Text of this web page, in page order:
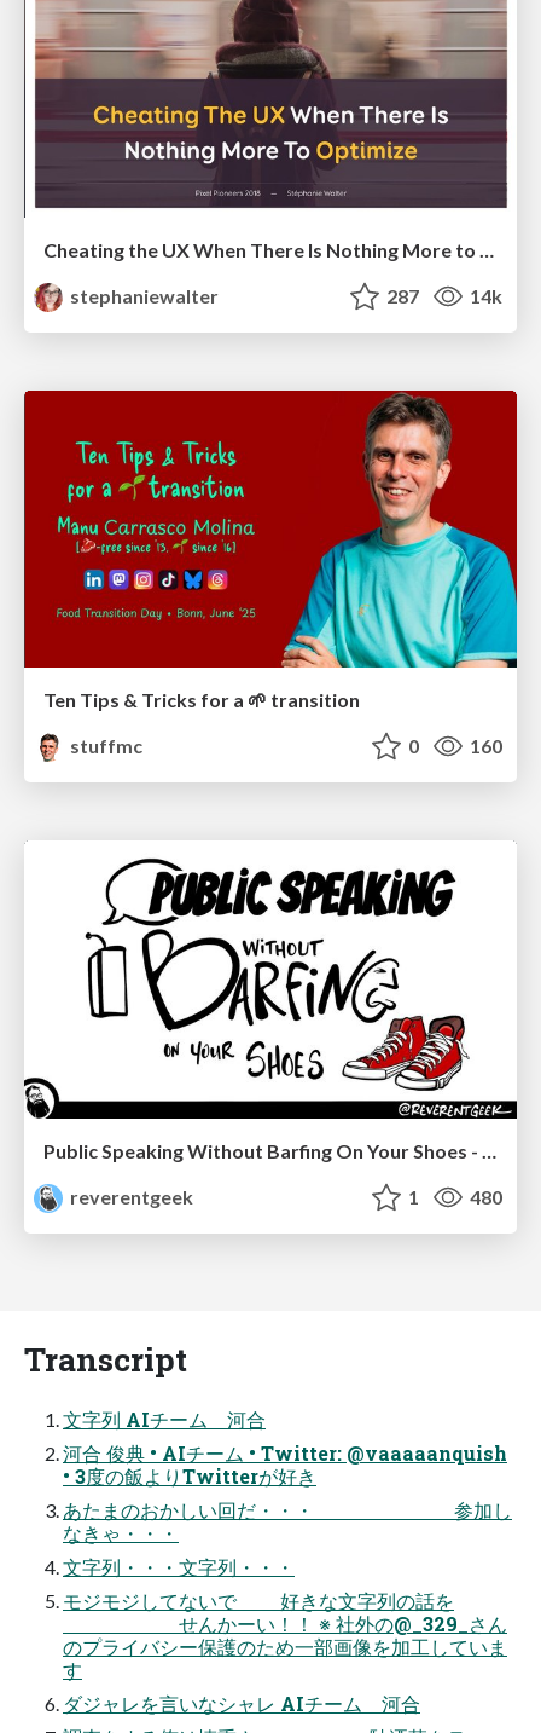
Cheating the UX When There Is Nothing More to Optimize - PixelPioneers
stephaniewalter
287 14k
Ten Tips & Tricks for a 🌱 transition
stuffmc
0 160
reverentgeek
1 480
Transcript
文字列 AIチーム 河合
河合 俊典 • AIチーム • Twitter: @vaaaaanquish
• 3度の飯よりTwitterが好き
あたまのおかしい回だ・・・ 参加し
なきゃ・・・
文字列・・・文字列・・・
モジモジしてないで 好きな文字列の話を
せんかーい！！ ※ 社外の@_329_さん
のプライバシー保護のため一部画像を加工していま
す
ダジャレを言いなシャレ AIチーム 河合